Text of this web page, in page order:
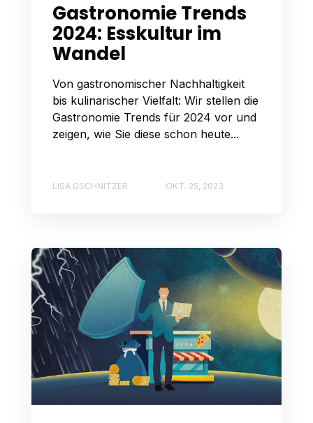
Gastronomie Trends
2024: Esskultur im
Wandel
Von gastronomischer Nachhaltigkeit
bis kulinarischer Vielfalt: Wir stellen die
Gastronomie Trends für 2024 vor und
zeigen, wie Sie diese schon heute...
LISA GSCHNITZER OKT. 25, 2023